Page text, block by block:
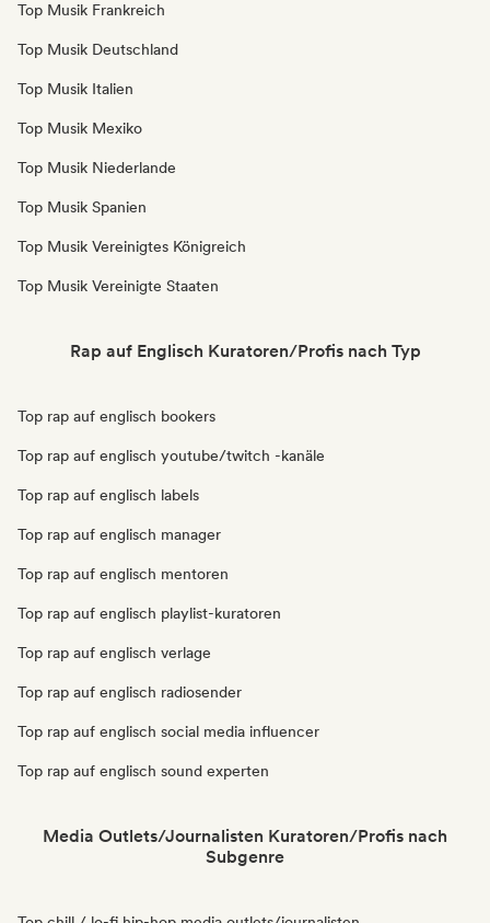
Top Musik Frankreich
Top Musik Deutschland
Top Musik Italien
Top Musik Mexiko
Top Musik Niederlande
Top Musik Spanien
Top Musik Vereinigtes Königreich
Top Musik Vereinigte Staaten
Rap auf Englisch Kuratoren/Profis nach Typ
Top rap auf englisch bookers
Top rap auf englisch youtube/twitch -kanäle
Top rap auf englisch labels
Top rap auf englisch manager
Top rap auf englisch mentoren
Top rap auf englisch playlist-kuratoren
Top rap auf englisch verlage
Top rap auf englisch radiosender
Top rap auf englisch social media influencer
Top rap auf englisch sound experten
Media Outlets/Journalisten Kuratoren/Profis nach
Subgenre